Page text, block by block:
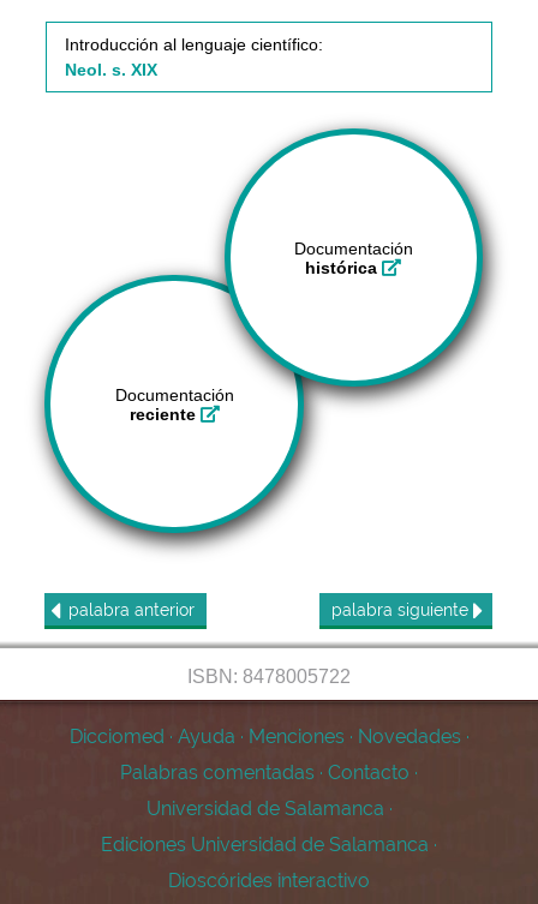
Introducción al lenguaje científico:
Neol. s. XIX
Documentación
histórica
Documentación
reciente
palabra anterior palabra siguiente
ISBN: 8478005722
Dicciomed · Ayuda · Menciones · Novedades ·
Palabras comentadas · Contacto ·
Universidad de Salamanca ·
Ediciones Universidad de Salamanca ·
Dioscórides interactivo